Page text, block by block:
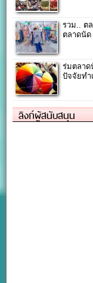
รวม.. ต
ตลาดนัด
ร่มตลาด
ปัจจัยทำ
ลิงก์ผู้สนับสนุน